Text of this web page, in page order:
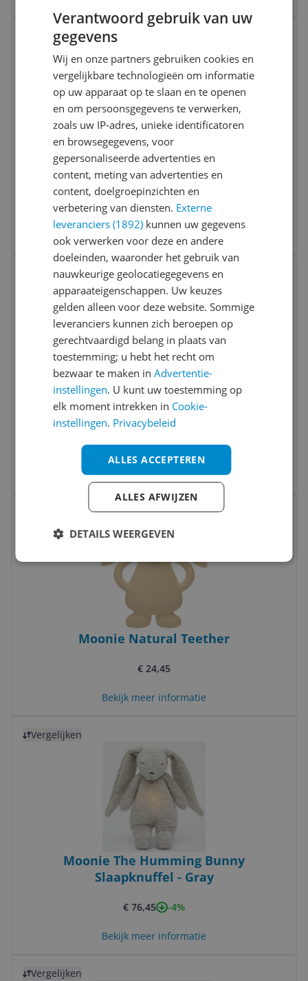
Vergelijken
Moonie The Humming Seal Slaapknuffel -
Gray
€ 71,95 -8%
Bekijk meer informatie
Bekijk product
Vergelijken
Moonie | Bijtring Konijn Van Natuurlijk
Rubber Zilver
€ 24,45
Bekijk meer informatie
Bekijk product
Moonie Natural Teether
€ 24,45
Bekijk meer informatie
Vergelijken
Moonie The Humming Bunny
Slaapknuffel - Gray
€ 76,45 -4%
Bekijk meer informatie
Vergelijken
Verantwoord gebruik van uw
gegevens
Wij en onze partners gebruiken cookies en
vergelijkbare technologieën om informatie
op uw apparaat op te slaan en te openen
en om persoonsgegevens te verwerken,
zoals uw IP-adres, unieke identificatoren
en browsegegevens, voor
gepersonaliseerde advertenties en
content, meting van advertenties en
content, doelgroepinzichten en
verbetering van diensten. Externe
leveranciers (1892) kunnen uw gegevens
ook verwerken voor deze en andere
doeleinden, waaronder het gebruik van
nauwkeurige geolocatiegegevens en
apparaateigenschappen. Uw keuzes
gelden alleen voor deze website. Sommige
leveranciers kunnen zich beroepen op
gerechtvaardigd belang in plaats van
toestemming; u hebt het recht om
bezwaar te maken inAdvertentie-
instellingen. U kunt uw toestemming op
elk moment intrekken in Cookie-
instellingen. Privacybeleid
ALLES ACCEPTEREN
ALLES AFWIJZEN
DETAILS WEERGEVEN